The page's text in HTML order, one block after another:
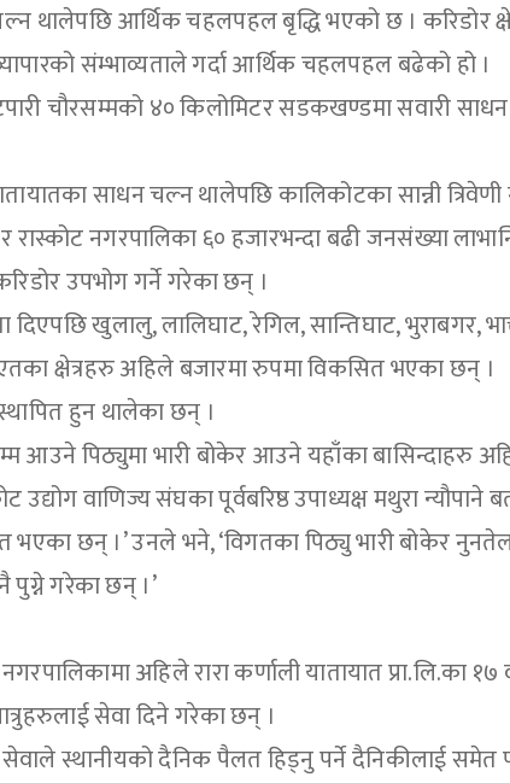
थालेपछि आर्थिक चहलपहल बृद्धि भएको छ । करिडोर
संम्भाव्यताले गर्दा आर्थिक चहलपहल बढेको हो ।
चौरसम्मको ४० किलोमिटर सडकखण्डमा सवारी
साधन चल्न थालेपछि कालिकोटका सान्नी त्रिवेणी
रास्कोट नगरपालिका ६० हजारभन्दा बढी जनसंख्या
उपभोग गर्ने गरेका छन् ।
खुलालु, लालिघाट, रेगिल, सान्तिघाट, भुराबगर,
क्षेत्रहरु अहिले बजारमा रुपमा विकसित भएका छन् ।
हुन थालेका छन् ।
आउने पिठ्युमा भारी बोकेर आउने यहाँका बासिन्दाहरु
वाणिज्य संघका पूर्वबरिष्ठ उपाध्यक्ष मथुरा न्यौपाने
भएका छन् ।’ उनले भने, ‘विगतका पिठ्यु भारी बोकेर
पुग्ने गरेका छन् ।’
अहिले रारा कर्णाली यातायात प्रा.लि.का १७
सेवा दिने गरेका छन् ।
स्थानीयको दैनिक पैलत हिड्नु पर्ने दैनिकीलाई समेत